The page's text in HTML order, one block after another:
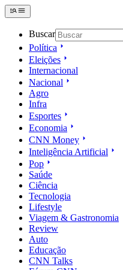
Buscar
Política
Eleições
Internacional
Nacional
Agro
Infra
Esportes
Economia
CNN Money
Inteligência Artificial
Pop
Saúde
Ciência
Tecnologia
Lifestyle
Viagem & Gastronomia
Review
Auto
Educação
CNN Talks